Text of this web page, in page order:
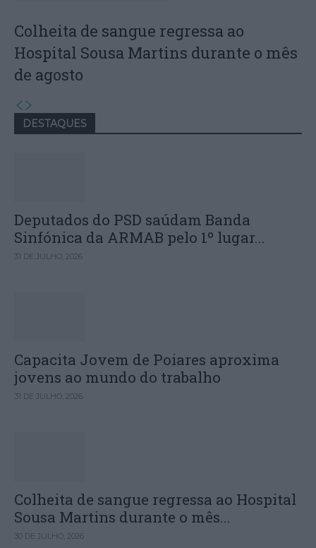
Colheita de sangue regressa ao
Hospital Sousa Martins durante o mês
de agosto
DESTAQUES
Deputados do PSD saúdam Banda
Sinfónica da ARMAB pelo 1º lugar...
31 DE JULHO, 2026
Capacita Jovem de Poiares aproxima
jovens ao mundo do trabalho
31 DE JULHO, 2026
Colheita de sangue regressa ao Hospital
Sousa Martins durante o mês...
30 DE JULHO, 2026